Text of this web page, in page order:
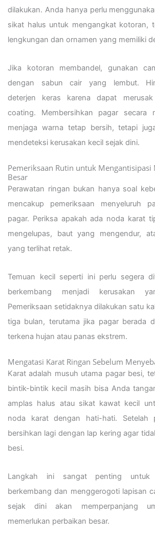
dilakukan. Anda hanya perlu
sikat halus untuk mengangkat kotoran,
lengkungan dan ornamen yang memiliki
Jika kotoran membandel, gunakan
dengan sabun cair yang lembut.
deterjen keras karena dapat
coating. Membersihkan pagar secara
menjaga warna tetap bersih, tetapi
mendeteksi kerusakan kecil sejak dini.
Pemeriksaan Rutin untuk Mengantisipasi
Besar
Perawatan ringan bukan hanya soal
mencakup pemeriksaan menyeluruh
pagar. Periksa apakah ada noda karat
mengelupas, baut yang mengendur,
yang terlihat retak.
Temuan kecil seperti ini perlu segera
berkembang menjadi kerusakan
Pemeriksaan setidaknya dilakukan satu
tiga bulan, terutama jika pagar berada
terkena hujan atau panas ekstrem.
Mengatasi Karat Ringan Sebelum
Karat adalah musuh utama pagar besi,
bintik-bintik kecil masih bisa Anda
amplas halus atau sikat kawat kecil
noda karat dengan hati-hati. Setelah
bersihkan lagi dengan lap kering agar
besi.
Langkah ini sangat penting untuk
berkembang dan menggerogoti lapisan
sejak dini akan memperpanjang
memerlukan perbaikan besar.